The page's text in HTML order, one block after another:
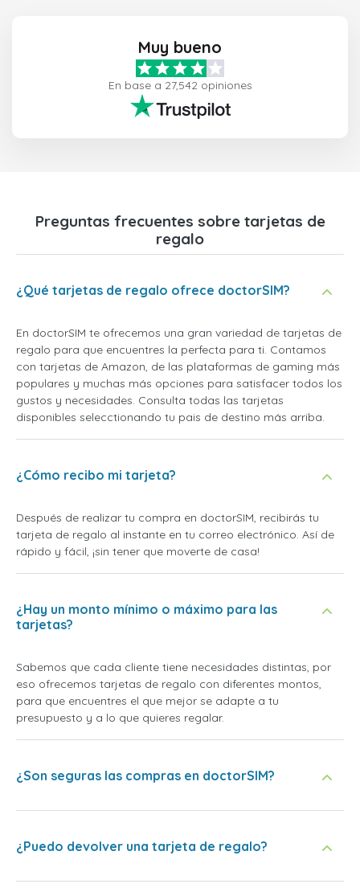
Muy bueno
En base a 27,542 opiniones
Preguntas frecuentes sobre tarjetas de
regalo
¿Qué tarjetas de regalo ofrece doctorSIM?
En doctorSIM te ofrecemos una gran variedad de tarjetas de
regalo para que encuentres la perfecta para ti. Contamos
con tarjetas de Amazon, de las plataformas de gaming más
populares y muchas más opciones para satisfacer todos los
gustos y necesidades. Consulta todas las tarjetas
disponibles selecctionando tu pais de destino más arriba.
¿Cómo recibo mi tarjeta?
Después de realizar tu compra en doctorSIM, recibirás tu
tarjeta de regalo al instante en tu correo electrónico. Así de
rápido y fácil, ¡sin tener que moverte de casa!
¿Hay un monto mínimo o máximo para las
tarjetas?
Sabemos que cada cliente tiene necesidades distintas, por
eso ofrecemos tarjetas de regalo con diferentes montos,
para que encuentres el que mejor se adapte a tu
presupuesto y a lo que quieres regalar.
¿Son seguras las compras en doctorSIM?
¿Puedo devolver una tarjeta de regalo?